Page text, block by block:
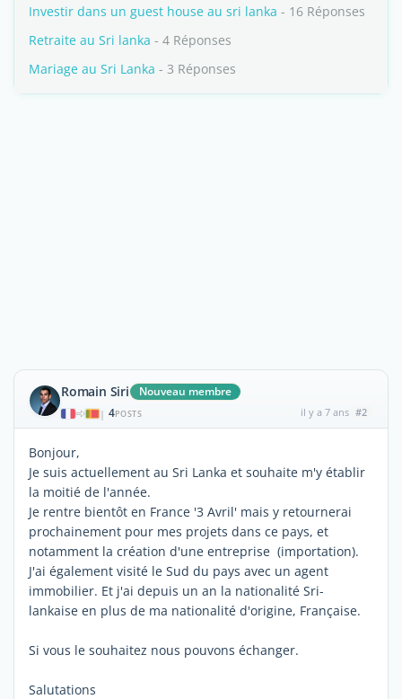
Investir dans un guest house au sri lanka - 16 Réponses
Retraite au Sri lanka - 4 Réponses
Mariage au Sri Lanka - 3 Réponses
Romain Siri Nouveau membre
| 4POSTS il y a 7 ans #2
Bonjour,
Je suis actuellement au Sri Lanka et souhaite m'y établir
la moitié de l'année.
Je rentre bientôt en France '3 Avril' mais y retournerai
prochainement pour mes projets dans ce pays, et
notamment la création d'une entreprise (importation).
J'ai également visité le Sud du pays avec un agent
immobilier. Et j'ai depuis un an la nationalité Sri-
lankaise en plus de ma nationalité d'origine, Française.
Si vous le souhaitez nous pouvons échanger.
Salutations